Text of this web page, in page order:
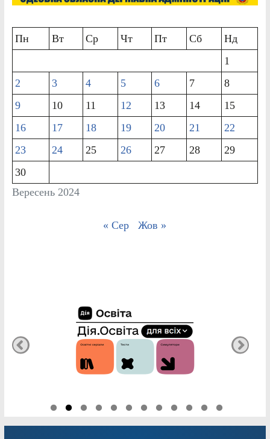
Вересень 2024
Пн Вт Ср Чт Пт Сб
Нд
1
2
3 4 5 6 7
8
9
10 11 12 13 14
15
16
17 18 19 20 21
22
23
24 25 26 27 28
29
30
« Сер Жов »